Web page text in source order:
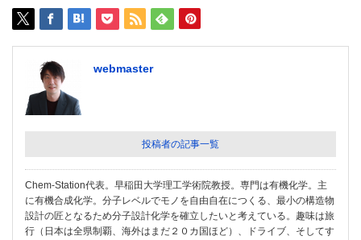
webmaster
投稿者の記事一覧
Chem-Station代表。早稲田大学理工学術院教授。専門は有機化学。主
に有機合成化学。分子レベルでモノを自由自在につくる、最小の構造物
設計の匠となるため分子設計化学を確立したいと考えている。趣味は旅
行（日本は全県制覇、海外はまだ２０カ国ほど）、ドライブ、そしてす